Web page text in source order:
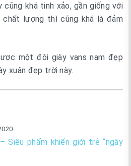
cũng khá tinh xảo, gần giống với
chất lượng thì cũng khá là đảm
một đôi giày vans nam đẹp
xuân đẹp trời này.
Siêu phẩm khiến giới trẻ “ngây